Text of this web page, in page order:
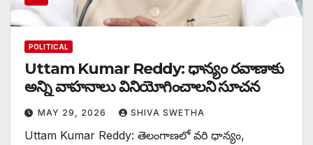
POLITICAL
Uttam Kumar Reddy: ధాన్యం రవాణాకు
అన్ని వాహనాలు వినియోగించాలని సూచన
MAY 29, 2026 SHIVA SWETHA
Uttam Kumar Reddy: తెలంగాణలో వరి ధాన్యం,